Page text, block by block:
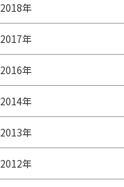
2018年
2017年
2016年
2014年
2013年
2012年